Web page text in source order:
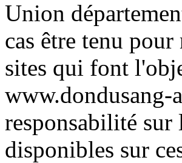
Union
cas être tenu
sites qui font
www.dondusang-
responsabilité sur
disponibles sur